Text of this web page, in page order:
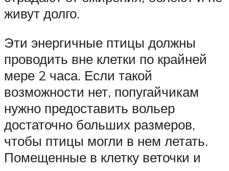
живут долго.
Эти энергичные птицы должны
проводить вне клетки по крайней
мере 2 часа. Если такой
возможности нет, попугайчикам
нужно предоставить вольер
достаточно больших размеров,
чтобы птицы могли в нем летать.
Помещенные в клетку веточки и